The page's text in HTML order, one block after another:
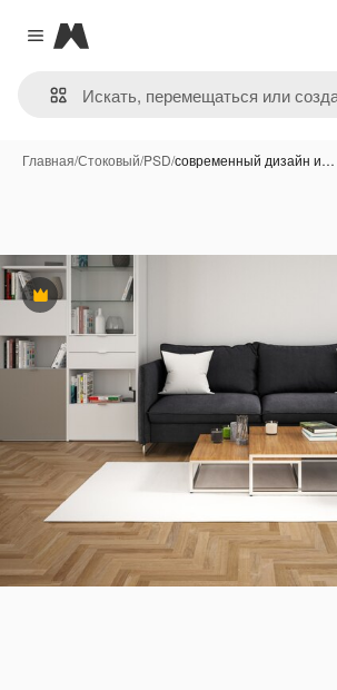
Close menu
Magnific
Главная/Стоковый/PSD/современный дизайн и…
Премиум